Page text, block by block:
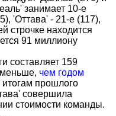
занимает 10-е
'Оттава' - 21-е (117),
строчке находится
91 миллиону
составляет 159
чем годом
прошлого
совершила
стоимости команды.